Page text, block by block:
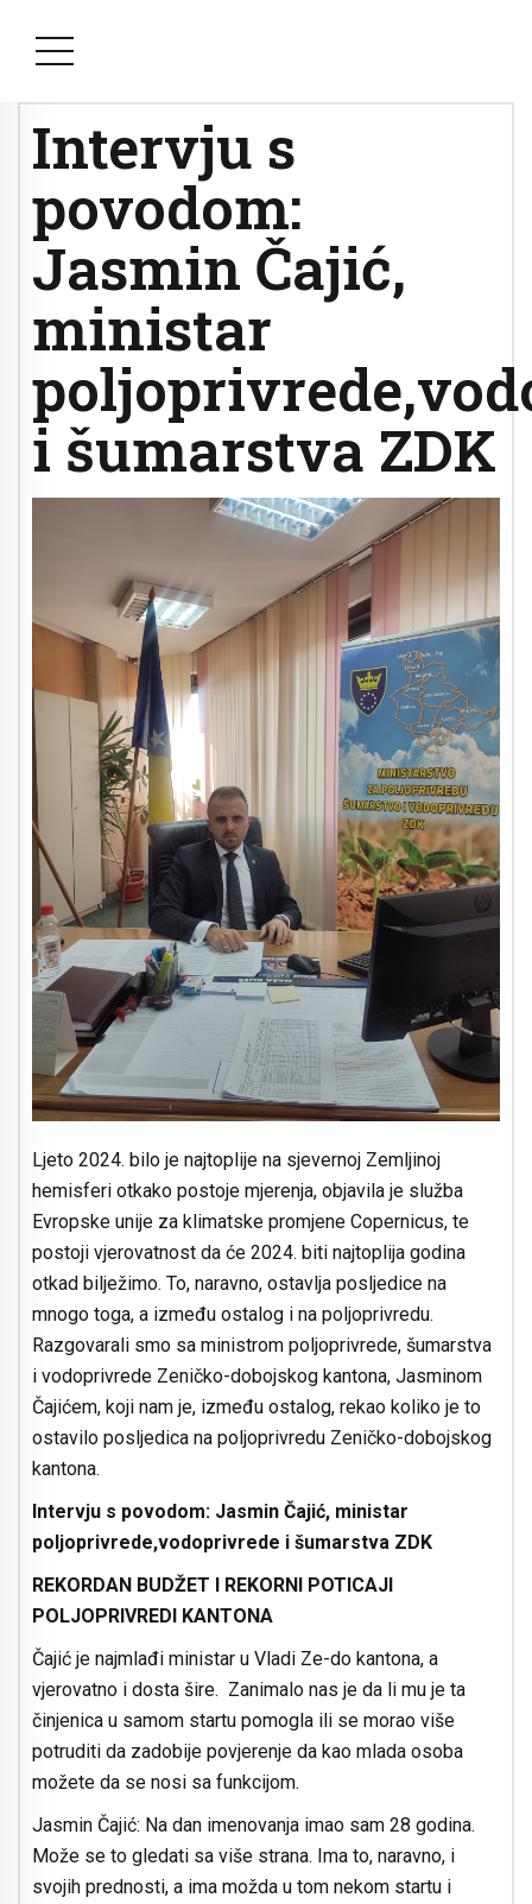
Intervju s
povodom:
Jasmin Čajić,
ministar
i šumarstva ZDK
Ljeto 2024. bilo je najtoplije na sjevernoj Zemljinoj
hemisferi otkako postoje mjerenja, objavila je služba
Evropske unije za klimatske promjene Copernicus, te
postoji vjerovatnost da će 2024. biti najtoplija godina
otkad bilježimo. To, naravno, ostavlja posljedice na
mnogo toga, a između ostalog i na poljoprivredu.
Razgovarali smo sa ministrom poljoprivrede, šumarstva
i vodoprivrede Zeničko-dobojskog kantona, Jasminom
Čajićem, koji nam je, između ostalog, rekao koliko je to
ostavilo posljedica na poljoprivredu Zeničko-dobojskog
kantona.
Intervju s povodom: Jasmin Čajić, ministar
poljoprivrede,vodoprivrede i šumarstva ZDK
REKORDAN BUDŽET I REKORNI POTICAJI
POLJOPRIVREDI KANTONA
Čajić je najmlađi ministar u Vladi Ze-do kantona, a
vjerovatno i dosta šire. Zanimalo nas je da li mu je ta
činjenica u samom startu pomogla ili se morao više
potruditi da zadobije povjerenje da kao mlada osoba
možete da se nosi sa funkcijom.
Jasmin Čajić: Na dan imenovanja imao sam 28 godina.
Može se to gledati sa više strana. Ima to, naravno, i
svojih prednosti, a ima možda u tom nekom startu i